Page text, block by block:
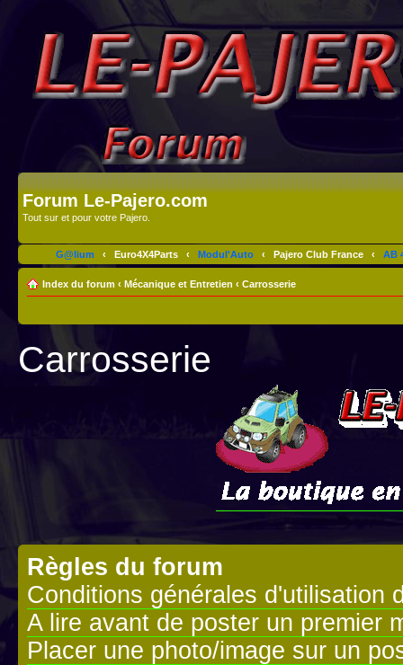
Forum Le-Pajero.com
Tout sur et pour votre Pajero.
G@lium ‹ Euro4X4Parts ‹ Modul'Auto ‹ Pajero Club France ‹ AB
Index du forum ‹ Mécanique et Entretien ‹ Carrosserie
Carrosserie
Règles du forum
Conditions générales d'utilisation
A lire avant de poster un premier
Placer une photo/image sur un